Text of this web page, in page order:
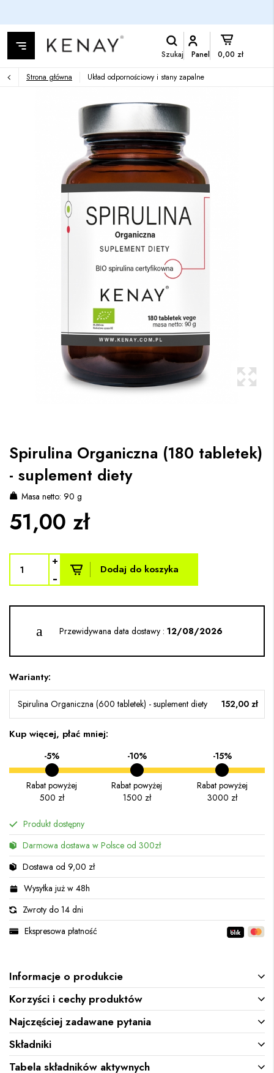
Szukaj Panel 0,00 zł
Strona główna Układ odpornościowy i stany zapalne
Spirulina Organiczna (180 tabletek)
- suplement diety
Masa netto: 90 g
51,00 zł
+
- Dodaj do koszyka
Przewidywana data dostawy : 12/08/2026
Warianty:
Spirulina Organiczna (600 tabletek) - suplement diety 152,00 zł
Kup więcej, płać mniej:
-5%
Rabat powyżej
500 zł
-10%
Rabat powyżej
1500 zł
-15%
Rabat powyżej
3000 zł
Produkt dostępny
Darmowa dostawa w Polsce od 300zł
Dostawa od 9,00 zł
Wysyłka już w 48h
Zwroty do 14 dni
Ekspresowa płatność
Informacje o produkcie
Korzyści i cechy produktów
Najczęściej zadawane pytania
Składniki
Tabela składników aktywnych